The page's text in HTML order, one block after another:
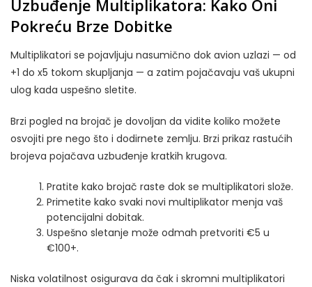
Uzbuđenje Multiplikatora: Kako Oni
Pokreću Brze Dobitke
Multiplikatori se pojavljuju nasumično dok avion uzlazi — od
+1 do x5 tokom skupljanja — a zatim pojačavaju vaš ukupni
ulog kada uspešno sletite.
Brzi pogled na brojač je dovoljan da vidite koliko možete
osvojiti pre nego što i dodirnete zemlju. Brzi prikaz rastućih
brojeva pojačava uzbuđenje kratkih krugova.
Pratite kako brojač raste dok se multiplikatori slože.
Primetite kako svaki novi multiplikator menja vaš
potencijalni dobitak.
Uspešno sletanje može odmah pretvoriti €5 u
€100+.
Niska volatilnost osigurava da čak i skromni multiplikatori